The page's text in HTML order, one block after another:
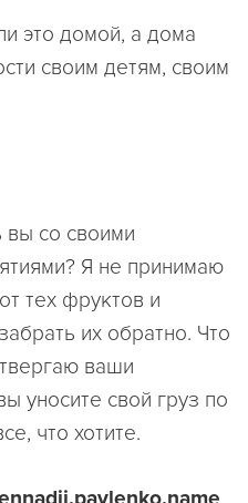
это домой, а дома
своим детям, своим
со своими
Я не принимаю
тех фруктов и
их обратно. Что
ваши
уносите свой груз по
что хотите.